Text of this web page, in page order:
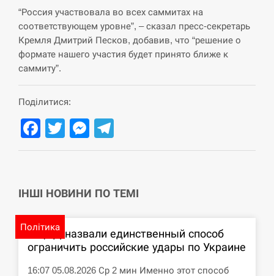
СЕРПЕНЬ
12:53
США обсуждают лицензии на Patriot для
Украины, несмотря на сомнения…
СЕРПЕНЬ
12:40
Латвія готова направити до 20 військових для
розблокування Ормузької протоки
12:23
переправу, склады и другие важные объекты…
СЕРПЕНЬ
У США зафіксували рекордний спалах
циклоспорозу, захворіли понад 10 тисяч…
“Россия участвовала во всех саммитах на
соответствующем уровне”, – сказал пресс-секретарь
Кремля Дмитрий Песков, добавив, что “решение о
формате нашего участия будет принято ближе к
саммиту”.
Поділитися:
Facebook
TwitterMessenger
ІНШІ НОВИНИ ПО ТЕМІ
Політика
В ЦПД назвали единственный способ
ограничить российские удары по Украине
16:07 05.08.2026 Ср 2 мин Именно этот способ